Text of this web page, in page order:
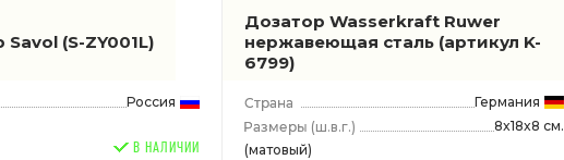
Savol (S-ZY001L)
Россия
В НАЛИЧИИ
Дозатор Wasserkraft Ruwer
нержавеющая сталь (артикул K-
6799)
Германия
(ш.в.г.)
8x18x8 см.
(матовый)